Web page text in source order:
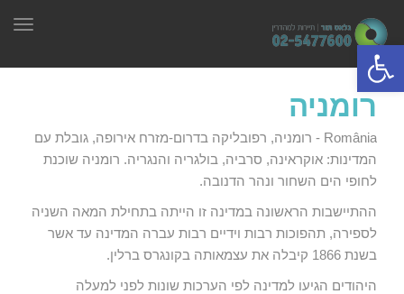
פתח סרגל נגישות
רומניה
România - רומניה, רפובליקה בדרום-מזרח אירופה, גובלת עם
המדינות: אוקראינה, סרביה, בולגריה והנגריה. רומניה שוכנת
לחופי הים השחור ונהר הדנובה.
ההתיישבות הראשונה במדינה זו הייתה בתחילת המאה השניה
לספירה, תהפוכות רבות וידיים רבות עברה המדינה עד אשר
בשנת 1866 קיבלה את עצמאותה בקונגרס ברלין.
היהודים הגיעו למדינה לפי הערכות שונות לפני למעלה